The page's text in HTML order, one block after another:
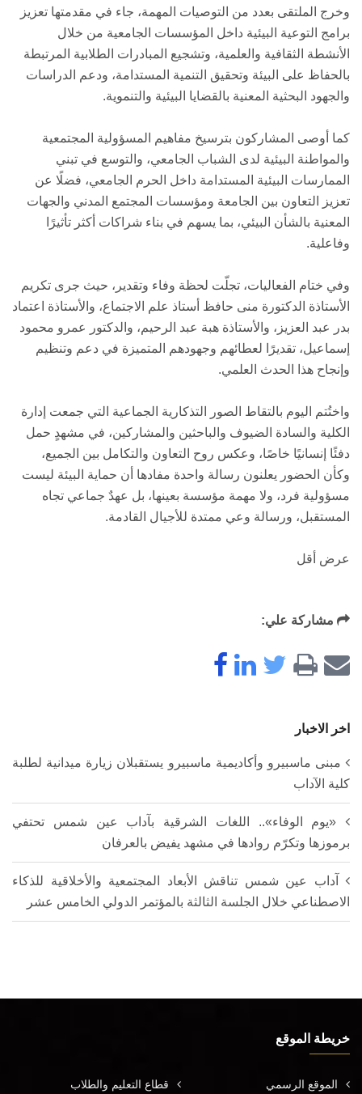
وخرج الملتقى بعدد من التوصيات المهمة، جاء في مقدمتها تعزيز
برامج التوعية البيئية داخل المؤسسات الجامعية من خلال
الأنشطة الثقافية والعلمية، وتشجيع المبادرات الطلابية المرتبطة
بالحفاظ على البيئة وتحقيق التنمية المستدامة، ودعم الدراسات
والجهود البحثية المعنية بالقضايا البيئية والتنموية.
كما أوصى المشاركون بترسيخ مفاهيم المسؤولية المجتمعية
والمواطنة البيئية لدى الشباب الجامعي، والتوسع في تبني
الممارسات البيئية المستدامة داخل الحرم الجامعي، فضلًا عن
تعزيز التعاون بين الجامعة ومؤسسات المجتمع المدني والجهات
المعنية بالشأن البيئي، بما يسهم في بناء شراكات أكثر تأثيرًا
وفاعلية.
وفي ختام الفعاليات، تجلّت لحظة وفاء وتقدير، حيث جرى تكريم
الأستاذة الدكتورة منى حافظ أستاذ علم الاجتماع، والأستاذة اعتماد
بدر عبد العزيز، والأستاذة هبة عبد الرحيم، والدكتور عمرو محمود
إسماعيل، تقديرًا لعطائهم وجهودهم المتميزة في دعم وتنظيم
وإنجاح هذا الحدث العلمي.
واختُتم اليوم بالتقاط الصور التذكارية الجماعية التي جمعت إدارة
الكلية والسادة الضيوف والباحثين والمشاركين، في مشهدٍ حمل
دفئًا إنسانيًا خاصًا، وعكس روح التعاون والتكامل بين الجميع،
وكأن الحضور يعلنون رسالة واحدة مفادها أن حماية البيئة ليست
مسؤولية فرد، ولا مهمة مؤسسة بعينها، بل عهدٌ جماعي تجاه
المستقبل، ورسالة وعي ممتدة للأجيال القادمة.
عرض أقل
مشاركة علي:
اخر الاخبار
مبنى ماسبيرو وأكاديمية ماسبيرو يستقبلان زيارة ميدانية لطلبة
كلية الآداب
«يوم الوفاء».. اللغات الشرقية بآداب عين شمس تحتفي
برموزها وتكرّم روادها في مشهد يفيض بالعرفان
آداب عين شمس تناقش الأبعاد المجتمعية والأخلاقية للذكاء
الاصطناعي خلال الجلسة الثالثة بالمؤتمر الدولي الخامس عشر
خريطة الموقع
الموقع الرسمي قطاع التعليم والطلاب